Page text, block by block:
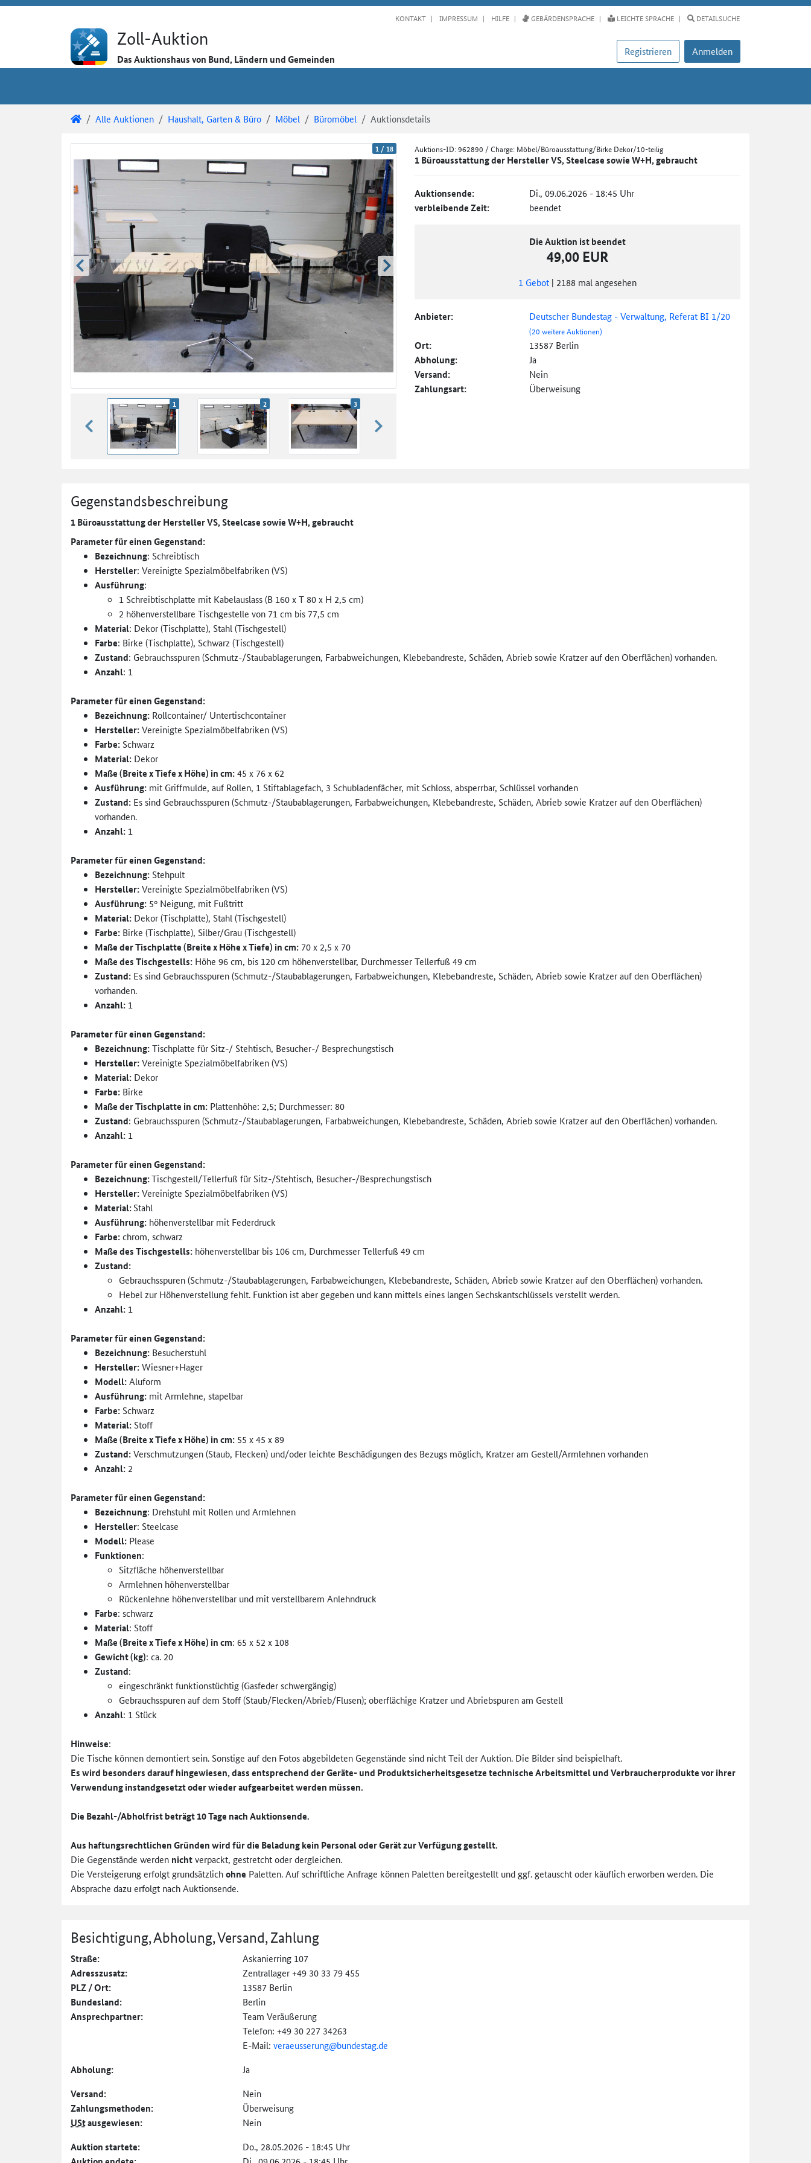
KONTAKT IMPRESSUM HILFE GEBÄRDENSPRACHE LEICHTE SPRACHE DETAILSUCHE
Zoll-Auktion
Das Auktionshaus von Bund, Ländern und Gemeinden
Registrieren Anmelden
Zoll-Auktion
Alle Auktionen Haushalt, Garten & Büro Möbel Büromöbel Auktionsdetails
Auktionsdetails 1 /18
zurück blättern weiter blättern
zurück blättern
1 2 3
weiter blättern
Auktions-ID:962890 / Charge: Möbel/Büroausstattung/Birke Dekor/10-teilig
1 Büroausstattung der Hersteller VS, Steelcase sowie W+H, gebraucht
Auktionsende: Di., 09.06.2026 - 18:45 Uhr
verbleibende Zeit: beendet
Die Auktion ist beendet
49,00 EUR
1 Gebot | 2188 mal angesehen
Anbieter: Deutscher Bundestag - Verwaltung, Referat BI 1/20
(20 weitere Auktionen)
Ort: 13587 Berlin
Abholung: Ja
Versand: Nein
Zahlungsart: Überweisung
Gegenstandsbeschreibung
1 Büroausstattung der Hersteller VS, Steelcase sowie W+H, gebraucht
Parameter für einen Gegenstand:
Bezeichnung: Schreibtisch
Hersteller: Vereinigte Spezialmöbelfabriken (VS)
Ausführung:
1 Schreibtischplatte mit Kabelauslass (B 160 x T 80 x H 2,5 cm)
2 höhenverstellbare Tischgestelle von 71 cm bis 77,5 cm
Material: Dekor (Tischplatte), Stahl (Tischgestell)
Farbe: Birke (Tischplatte), Schwarz (Tischgestell)
Zustand: Gebrauchsspuren (Schmutz-/Staubablagerungen, Farbabweichungen, Klebebandreste, Schäden, Abrieb sowie Kratzer auf den Oberflächen) vorhanden.
Anzahl: 1
Parameter für einen Gegenstand:
Bezeichnung: Rollcontainer/ Untertischcontainer
Hersteller:Vereinigte Spezialmöbelfabriken (VS)
Farbe: Schwarz
Material: Dekor
Maße (Breite x Tiefe x Höhe) in cm:45 x 76 x 62
Ausführung: mit Griffmulde, auf Rollen, 1 Stiftablagefach, 3 Schubladenfächer, mit Schloss, absperrbar, Schlüssel vorhanden
Zustand: Es sind Gebrauchsspuren (Schmutz-/Staubablagerungen, Farbabweichungen, Klebebandreste, Schäden, Abrieb sowie Kratzer auf den Oberflächen)
vorhanden.
Anzahl: 1
Parameter für einen Gegenstand:
Bezeichnung: Stehpult
Hersteller:Vereinigte Spezialmöbelfabriken (VS)
Ausführung: 5° Neigung, mit Fußtritt
Material: Dekor (Tischplatte), Stahl (Tischgestell)
Farbe: Birke (Tischplatte), Silber/Grau (Tischgestell)
Maße der Tischplatte (Breite x Höhe x Tiefe) in cm: 70 x 2,5 x 70
Maße des Tischgestells: Höhe 96 cm, bis 120 cm höhenverstellbar, Durchmesser Tellerfuß 49 cm
Zustand: Es sind Gebrauchsspuren (Schmutz-/Staubablagerungen, Farbabweichungen, Klebebandreste, Schäden, Abrieb sowie Kratzer auf den Oberflächen)
vorhanden.
Anzahl: 1
Parameter für einen Gegenstand:
Bezeichnung:Tischplatte für Sitz-/ Stehtisch, Besucher-/ Besprechungstisch
Hersteller:Vereinigte Spezialmöbelfabriken (VS)
Material: Dekor
Farbe: Birke
Maße der Tischplatte in cm: Plattenhöhe: 2,5; Durchmesser: 80
Zustand: Gebrauchsspuren (Schmutz-/Staubablagerungen, Farbabweichungen, Klebebandreste, Schäden, Abrieb sowie Kratzer auf den Oberflächen) vorhanden.
Anzahl: 1
Parameter für einen Gegenstand:
Bezeichnung:Tischgestell/Tellerfuß für Sitz-/Stehtisch, Besucher-/Besprechungstisch
Hersteller:Vereinigte Spezialmöbelfabriken (VS)
Material:Stahl
Ausführung: höhenverstellbar mit Federdruck
Farbe:chrom, schwarz
Maße des Tischgestells: höhenverstellbar bis 106 cm, Durchmesser Tellerfuß 49 cm
Zustand:
Gebrauchsspuren (Schmutz-/Staubablagerungen, Farbabweichungen, Klebebandreste, Schäden, Abrieb sowie Kratzer auf den Oberflächen) vorhanden.
Hebel zur Höhenverstellung fehlt. Funktion ist aber gegeben und kann mittels eines langen Sechskantschlüssels verstellt werden.
Anzahl: 1
Parameter für einen Gegenstand:
Bezeichnung: Besucherstuhl
Hersteller:Wiesner+Hager
Modell:Aluform
Ausführung: mit Armlehne, stapelbar
Farbe: Schwarz
Material: Stoff
Maße (Breite x Tiefe x Höhe) in cm: 55 x 45 x 89
Zustand:Verschmutzungen (Staub, Flecken) und/oder leichte Beschädigungen des Bezugs möglich, Kratzer am Gestell/Armlehnen vorhanden
Anzahl: 2
Parameter für einen Gegenstand:
Bezeichnung: Drehstuhl mit Rollen und Armlehnen
Hersteller: Steelcase
Modell: Please
Funktionen:
Sitzfläche höhenverstellbar
Armlehnen höhenverstellbar
Rückenlehne höhenverstellbar und mit verstellbarem Anlehndruck
Farbe: schwarz
Material: Stoff
Maße (Breite x Tiefe x Höhe) in cm: 65 x 52 x 108
Gewicht (kg): ca. 20
Zustand:
eingeschränkt funktionstüchtig (Gasfeder schwergängig)
Gebrauchsspuren auf dem Stoff (Staub/Flecken/Abrieb/Flusen); oberflächige Kratzer und Abriebspuren am Gestell
Anzahl: 1 Stück
Hinweise:
Die Tische können demontiert sein. Sonstige auf den Fotos abgebildeten Gegenstände sind nicht Teil der Auktion. Die Bilder sind beispielhaft.
Es wird besonders darauf hingewiesen, dass entsprechend der Geräte- und Produktsicherheitsgesetze technische Arbeitsmittel und Verbraucherprodukte vor ihrer
Verwendung instandgesetzt oder wieder aufgearbeitet werden müssen.
Die Bezahl-/Abholfrist beträgt 10 Tage nach Auktionsende.
Aus haftungsrechtlichen Gründen wird für die Beladung kein Personal oder Gerät zur Verfügung gestellt.
Die Gegenstände werden nichtverpackt, gestretcht oder dergleichen.
Die Versteigerung erfolgt grundsätzlichohne Paletten. Auf schriftliche Anfrage können Paletten bereitgestellt und ggf. getauscht oder käuflich erworben werden. Die
Absprache dazu erfolgt nach Auktionsende.
Besichtigung, Abholung, Versand, Zahlung
Straße: Askanierring 107
Adresszusatz: Zentrallager +49 30 33 79 455
PLZ / Ort: 13587 Berlin
Bundesland: Berlin
Ansprechpartner:
Team Veräußerung
Telefon: +49 30 227 34263
E-Mail: veraeusserung@bundestag.de
Abholung: Ja
Versand: Nein
Zahlungs­methoden: Überweisung
UStausgewiesen: Nein
Auktion startete: Do., 28.05.2026 - 18:45 Uhr